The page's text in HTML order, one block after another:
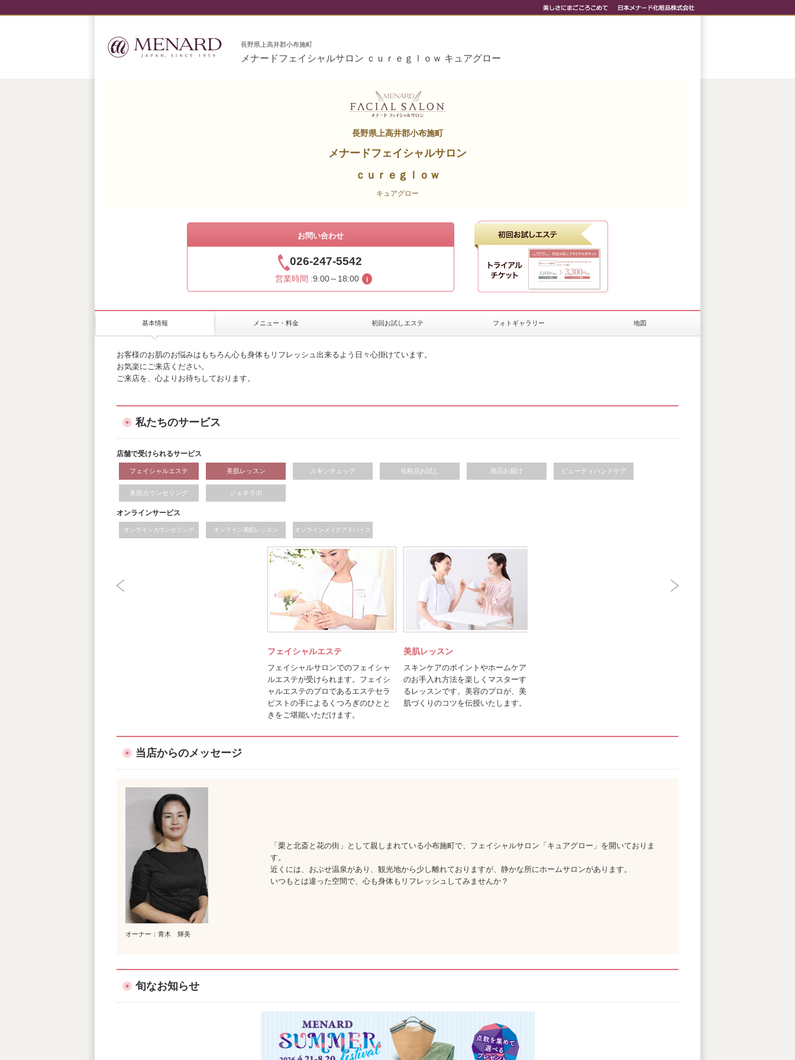
長野県上高井郡小布施町
メナードフェイシャルサロン ｃｕｒｅｇｌｏｗ キュアグロー
長野県上高井郡小布施町
メナードフェイシャルサロン
ｃｕｒｅｇｌｏｗ
キュアグロー
お問い合わせ
026-247-5542
営業時間 :9:00～18:00
基本情報 メニュー・料金 初回お試しエステ フォトギャラリー 地図
お客様のお肌のお悩みはもちろん心も身体もリフレッシュ出来るよう日々心掛けています。
お気楽にご来店ください。
ご来店を、心よりお待ちしております。
私たちのサービス
店舗で受けられるサービス
フェイシャルエステ 美肌レッスン スキンチェック 化粧品お試し 商品お届け ビューティハンドケア
美肌カウンセリング ジェネラボ
オンラインサービス
オンラインカウンセリング オンライン美肌レッスン オンラインメイクアドバイス
フェイシャルエステ
フェイシャルサロンでのフェイシャ
ルエステが受けられます。フェイシ
ャルエステのプロであるエステセラ
ピストの手によるくつろぎのひとと
きをご堪能いただけます。
美肌レッスン
スキンケアのポイントやホームケア
のお手入れ方法を楽しくマスターす
るレッスンです。美容のプロが、美
肌づくりのコツを伝授いたします。
当店からのメッセージ
オーナー：青木 輝美
「栗と北斎と花の街」として親しまれている小布施町で、フェイシャルサロン「キュアグロー」を開いておりま
す。
近くには、おぶせ温泉があり、観光地から少し離れておりますが、静かな所にホームサロンがあります。
いつもとは違った空間で、心も身体もリフレッシュしてみませんか？
旬なお知らせ